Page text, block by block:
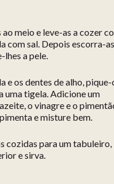
meio e leve-as a cozer
com sal. Depois escorra-
lhes a pele.
e os dentes de alho, pique-
uma tigela. Adicione um
o vinagre e o
e misture bem.
cozidas para um tabuleiro,
e sirva.